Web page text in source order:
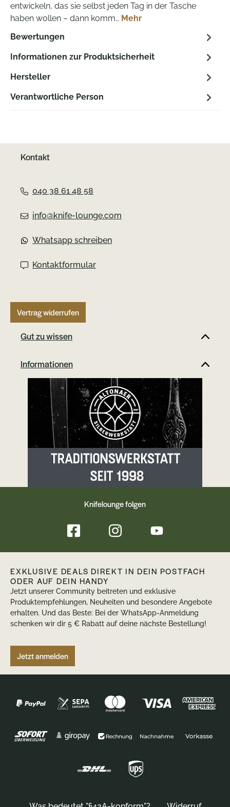
entwickeln, das sie selbst jeden Tag in der Tasche
haben wollen – dann komm… Mehr
Bewertungen
Informationen zur Produktsicherheit
Hersteller
Verantwortliche Person
Kontakt
040 38 61 48 58
info@knife-lounge.com
Whatsapp schreiben
Kontaktformular
Vertrag widerrufen
Gut zu wissen
Informationen
Knifelounge folgen
EXKLUSIVE DEALS DIREKT IN DEIN POSTFACH
ODER AUF DEIN HANDY
Jetzt unserer Community beitreten und exklusive
Produktempfehlungen, Neuheiten und besondere Angebote
erhalten. Und das Beste: Bei der WhatsApp-Anmeldung
schenken wir dir 5 € Rabatt auf deine nächste Bestellung!
Jetzt anmelden